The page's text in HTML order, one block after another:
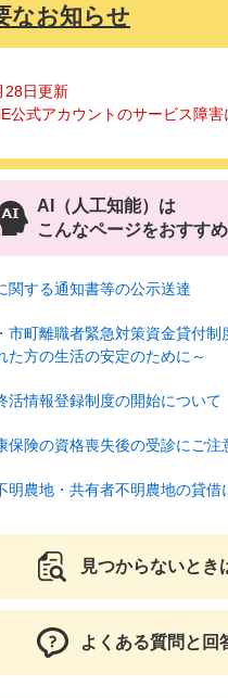
なお知らせ
28日更新
公式アカウントのサービス障害
AI（人工知能）は
こんなページをおすす
関する通知書等の公示送達
市町離職者緊急対策資金貸付制
た方の生活の安定のために～
活情報登録制度の開始について
保険の資格喪失後の受診にご注
明農地・共有者不明農地の貸借
見つからないとき
よくある質問と回